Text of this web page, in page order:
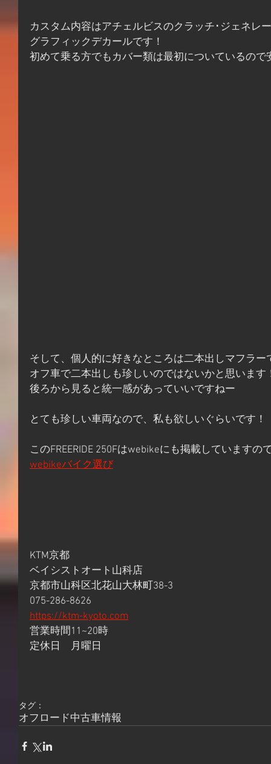
カスタム内容はアチェルビスのクラッチ･ジェネレ
グラフィックデカールです！
初めて乗る方でもカバー類は最初についているので
そして、個人的に好きなところは二本出しマフラー
オフ車で二本出しも珍しいのではないかと思います
後ろから見ると統一感があっていいですねー
とても珍しい車両なので、私も欲しいぐらいです！
このFREERIDE 250Fはwebikeにも掲載していますの
webikeバイク選び
KTM京都
ベイシストオート山科店
京都市山科区北花山大林町38-3
075-286-8626
https://ktm-kyoto.com
営業時間11~20時
定休日　月曜日
タグ：
オフロード中古車情報